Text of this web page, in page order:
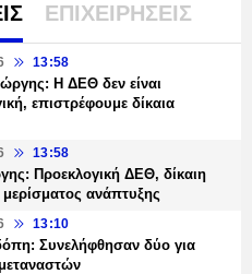
ΕΠΙΧΕΙΡΗΣΕΙΣ
13:58
Η ΔΕΘ δεν είναι
επιστρέφουμε δίκαια
13:58
Προεκλογική ΔΕΘ, δίκαιη
ανάπτυξης
13:10
Συνελήφθησαν δύο για